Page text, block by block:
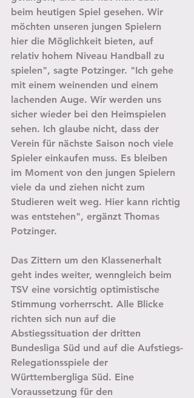
beim heutigen Spiel gesehen. Wir
möchten unseren jungen Spielern
hier die Möglichkeit bieten, auf
relativ hohem Niveau Handball zu
spielen", sagte Potzinger. "Ich gehe
mit einem weinenden und einem
lachenden Auge. Wir werden uns
sicher wieder bei den Heimspielen
sehen. Ich glaube nicht, dass der
Verein für nächste Saison noch viele
Spieler einkaufen muss. Es bleiben
im Moment von den jungen Spielern
viele da und ziehen nicht zum
Studieren weit weg. Hier kann richtig
was entstehen", ergänzt Thomas
Potzinger.
Das Zittern um den Klassenerhalt
geht indes weiter, wenngleich beim
TSV eine vorsichtig optimistische
Stimmung vorherrscht. Alle Blicke
richten sich nun auf die
Abstiegssituation der dritten
Bundesliga Süd und auf die Aufstiegs-
Relegationsspiele der
Württembergliga Süd. Eine
Voraussetzung für den